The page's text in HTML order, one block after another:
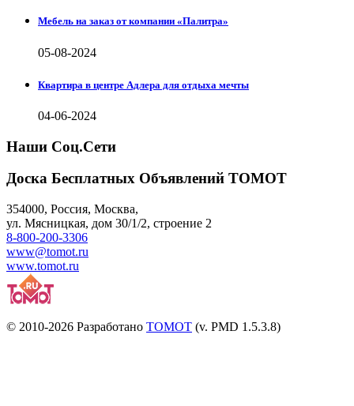
Мебель на заказ от компании «Палитра»
05-08-2024
Квартира в центре Адлера для отдыха мечты
04-06-2024
Наши Соц.Сети
Доска Бесплатных Объявлений ТОМОТ
354000, Россия, Москва,
ул. Мясницкая, дом 30/1/2, строение 2
8-800-200-3306
www@tomot.ru
www.tomot.ru
© 2010-2026 Разработано TOMOT (v. PMD 1.5.3.8)